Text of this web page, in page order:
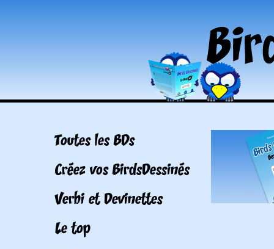
Toutes les BDs
Créez vos BirdsDessinés
Verbi et Devinettes
Le top